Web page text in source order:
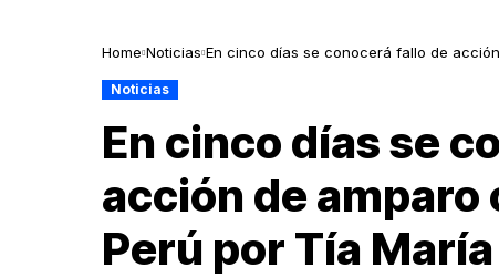
Home Noticias En cinco días se conocerá fallo de
Noticias
En cinco días se
acción de
Perú por Tía